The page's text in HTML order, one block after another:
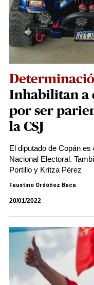
Inhabilitan a
por ser
la CSJ
El diputado de Copán
Nacional Electoral.
Portillo y Kritza Pérez
Faustino Ordóñez Baca
20/01/2022